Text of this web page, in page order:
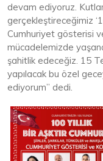
devam ediyoruz.
gerçekleştireceğimiz
Cumhuriyet gösterisi
mücadelemizde
şahitlik edeceğiz. 15
yapılacak bu özel
ediyorum” dedi.